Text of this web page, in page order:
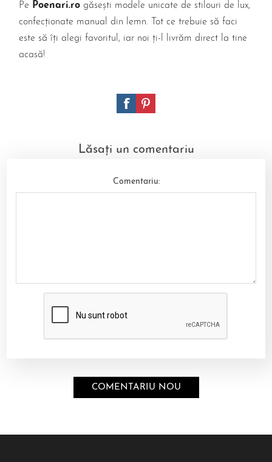
Pe Poenari.ro găsești modele unicate de stilouri de lux,
confecționate manual din lemn. Tot ce trebuie să faci
este să îți alegi favoritul, iar noi ți-l livrăm direct la tine
acasă!
Lăsați un comentariu
Comentariu: